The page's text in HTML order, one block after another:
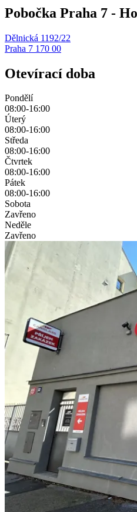
Pobočka Praha 7 -
Dělnická 1192/22
Praha 7 170 00
Otevírací doba
Pondělí
08:00-16:00
Úterý
08:00-16:00
Středa
08:00-16:00
Čtvrtek
08:00-16:00
Pátek
08:00-16:00
Sobota
Zavřeno
Neděle
Zavřeno